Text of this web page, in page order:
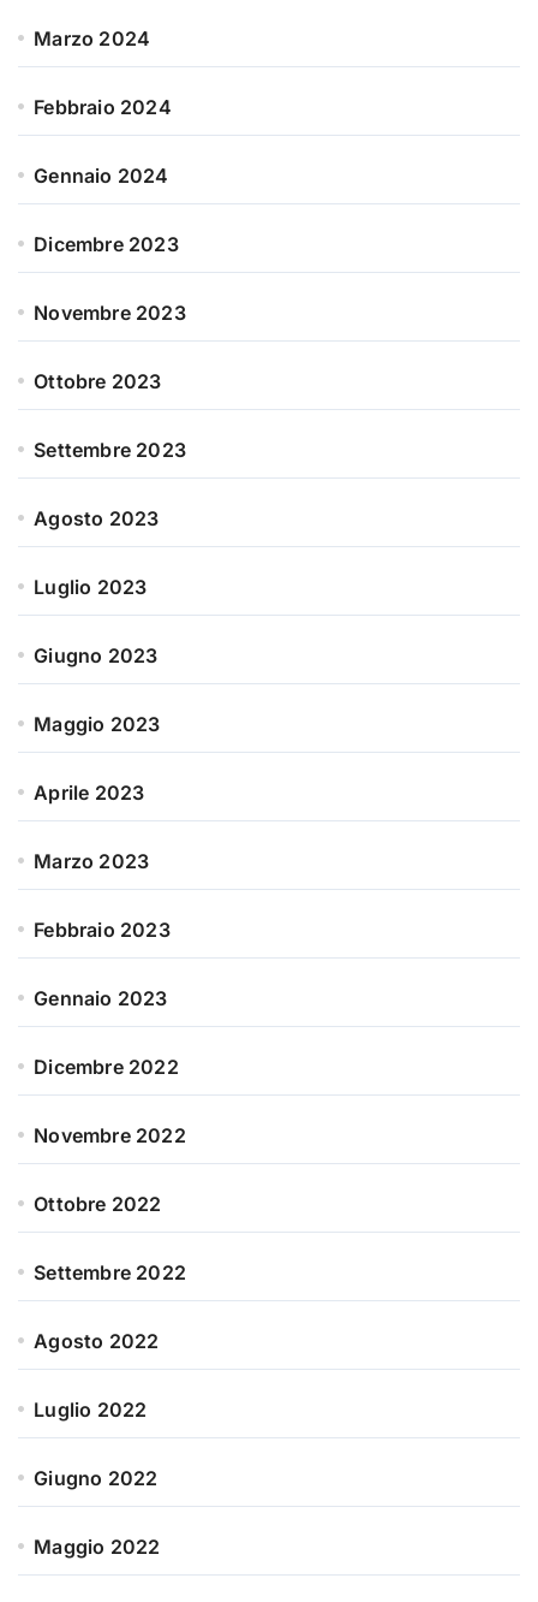
Marzo 2024
Febbraio 2024
Gennaio 2024
Dicembre 2023
Novembre 2023
Ottobre 2023
Settembre 2023
Agosto 2023
Luglio 2023
Giugno 2023
Maggio 2023
Aprile 2023
Marzo 2023
Febbraio 2023
Gennaio 2023
Dicembre 2022
Novembre 2022
Ottobre 2022
Settembre 2022
Agosto 2022
Luglio 2022
Giugno 2022
Maggio 2022